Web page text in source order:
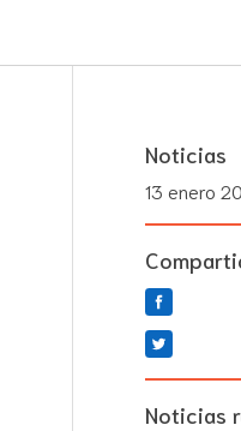
Noticias
13 enero
Noticias